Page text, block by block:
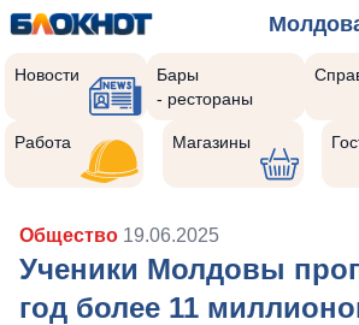
Новости
Бары
- рестораны
Работа Магазины
Общество 19.06.2025
Ученики Молдовы
год более 11